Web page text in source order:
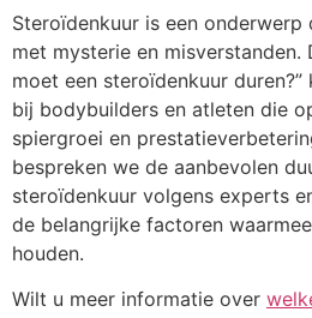
Steroïdenkuur is een
met mysterie en misverstanden.
moet een steroïdenkuur
bij bodybuilders en atleten die
spiergroei en
bespreken we de aanbevolen
steroïdenkuur volgens experts
de belangrijke factoren
houden.
Wilt u meer informatie over